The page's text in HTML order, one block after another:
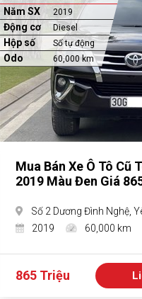
Năm SX 2019
Động cơ Diesel
Hộp số Số tự động
Odo 60,000 km
Mua Bán Xe Ô Tô Cũ
2019 Màu Đen Giá
Số 2 Dương Đình Nghệ,
2019
60,000 km
865 Triệu